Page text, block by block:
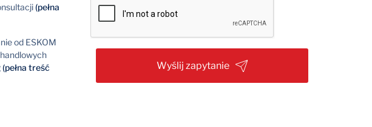
(pełna
od ESKOM
(pełna treść
Wyślij zapytanie